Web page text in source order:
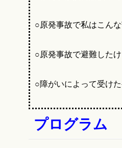
○原発事故で私はこん
○原発事故で避難した
○障がいによって受け
プログラム